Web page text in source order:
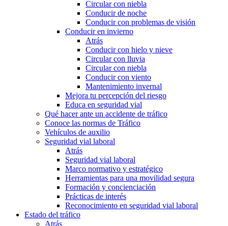
Circular con niebla
Conducir de noche
Conducir con problemas de visión
Conducir en invierno
Atrás
Conducir con hielo y nieve
Circular con lluvia
Circular con niebla
Conducir con viento
Mantenimiento invernal
Mejora tu percepción del riesgo
Educa en seguridad vial
Qué hacer ante un accidente de tráfico
Conoce las normas de Tráfico
Vehículos de auxilio
Seguridad vial laboral
Atrás
Seguridad vial laboral
Marco normativo y estratégico
Herramientas para una movilidad segura
Formación y concienciación
Prácticas de interés
Reconocimiento en seguridad vial laboral
Estado del tráfico
Atrás